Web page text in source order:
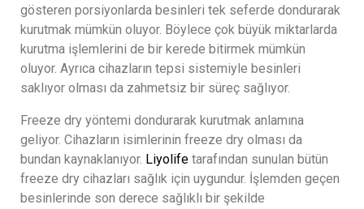
gösteren porsiyonlarda besinleri tek seferde dondurarak
kurutmak mümkün oluyor. Böylece çok büyük miktarlarda
kurutma işlemlerini de bir kerede bitirmek mümkün
oluyor. Ayrıca cihazların tepsi sistemiyle besinleri
saklıyor olması da zahmetsiz bir süreç sağlıyor.
Freeze dry yöntemi dondurarak kurutmak anlamına
geliyor. Cihazların isimlerinin freeze dry olması da
bundan kaynaklanıyor. Liyolife tarafından sunulan bütün
freeze dry cihazları sağlık için uygundur. İşlemden geçen
besinlerinde son derece sağlıklı bir şekilde